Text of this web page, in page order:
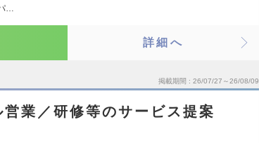
…
詳細へ
掲載期間 26/07/27～26/08/09
業／研修等のサービス提案